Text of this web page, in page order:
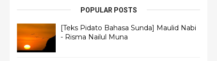
POPULAR POSTS
[Teks Pidato Bahasa Sunda] Maulid Nabi
- Risma Nailul Muna